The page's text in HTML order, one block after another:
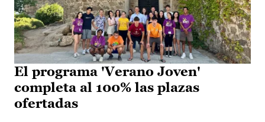
El programa 'Verano Joven'
completa al 100% las plazas
ofertadas